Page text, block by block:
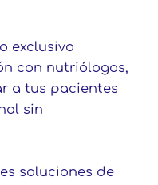
exclusivo
con nutriólogos,
a tus pacientes
sin
soluciones de